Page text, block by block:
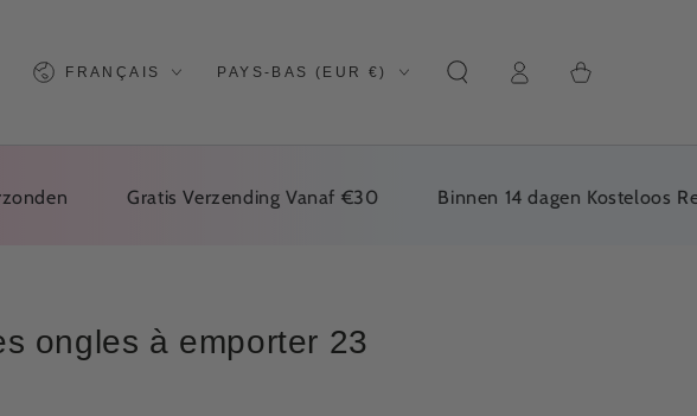
Langue
FRANÇAIS PAYS-BAS (EUR €)
connecter
Panier
Gratis Verzending Vanaf €30 Binnen 14 dagen Kosteloos
ongles à emporter 23